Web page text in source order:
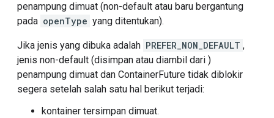
penampung dimuat (non-default atau baru bergantung
pada openType yang ditentukan).
Jika jenis yang dibuka adalah PREFER_NON_DEFAULT ,
jenis non-default (disimpan atau diambil dari )
penampung dimuat dan ContainerFuture tidak diblokir
segera setelah salah satu hal berikut terjadi:
kontainer tersimpan dimuat.